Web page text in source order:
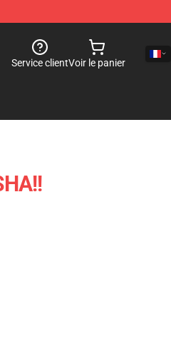
Service clientVoir le panier